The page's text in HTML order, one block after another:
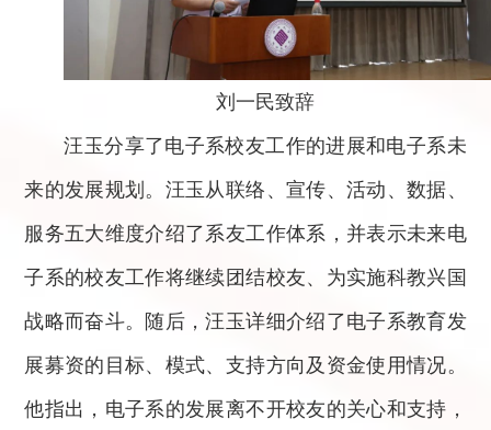
刘一民致辞
汪玉分享了电子系校友工作的进展和电子系未
来的发展规划。汪玉从联络、宣传、活动、数据、
服务五大维度介绍了系友工作体系，并表示未来电
子系的校友工作将继续团结校友、为实施科教兴国
战略而奋斗。随后，汪玉详细介绍了电子系教育发
展募资的目标、模式、支持方向及资金使用情况。
他指出，电子系的发展离不开校友的关心和支持，